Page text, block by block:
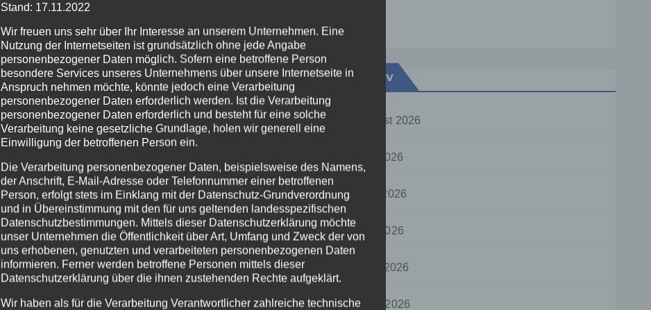
überholte im zweispurig ausgebauten Bereich einen
Audi und kam…
FEUERWEHR RETTUNGSDIENST
Neues Ersthelfer-System in der
30. JULI 2024
Wenn wenige Minuten in ländlichen Regionen
Leben retten können Die neue Ersthelfer-Gruppe in
der Verbandsgemeinde Asbach ist ein Netzwerk von
ehrenamtlichen Helferinnen und Helfern, die
qualifizierte und schnelle Hilfe bei…
Archiv
August 2026
Juli 2026
Juni 2026
Mai 2026
April 2026
März 2026
Stand: 17.11.2022
Wir freuen uns sehr über Ihr Interesse an unserem Unternehmen. Eine
Nutzung der Internetseiten ist grundsätzlich ohne jede Angabe
personenbezogener Daten möglich. Sofern eine betroffene Person
besondere Services unseres Unternehmens über unsere Internetseite in
Anspruch nehmen möchte, könnte jedoch eine Verarbeitung
personenbezogener Daten erforderlich werden. Ist die Verarbeitung
personenbezogener Daten erforderlich und besteht für eine solche
Verarbeitung keine gesetzliche Grundlage, holen wir generell eine
Einwilligung der betroffenen Person ein.
Die Verarbeitung personenbezogener Daten, beispielsweise des Namens,
der Anschrift, E-Mail-Adresse oder Telefonnummer einer betroffenen
Person, erfolgt stets im Einklang mit der Datenschutz-Grundverordnung
und in Übereinstimmung mit den für uns geltenden landesspezifischen
Datenschutzbestimmungen. Mittels dieser Datenschutzerklärung möchte
unser Unternehmen die Öffentlichkeit über Art, Umfang und Zweck der von
uns erhobenen, genutzten und verarbeiteten personenbezogenen Daten
informieren. Ferner werden betroffene Personen mittels dieser
Datenschutzerklärung über die ihnen zustehenden Rechte aufgeklärt.
Wir haben als für die Verarbeitung Verantwortlicher zahlreiche technische